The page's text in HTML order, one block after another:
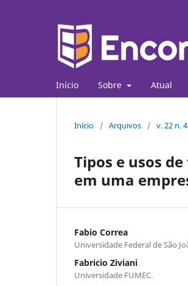
Início Sobre Atual
Início / Arquivos / v. 22 n.
Tipos e usos
em uma
Fabio Correa
Universidade Federal de São
Fabricio Ziviani
Universidade FUMEC.